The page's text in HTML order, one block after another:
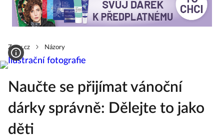
Zeny.cz Názory
Naučte se přijímat vánoční
dárky správně: Dělejte to jako
děti